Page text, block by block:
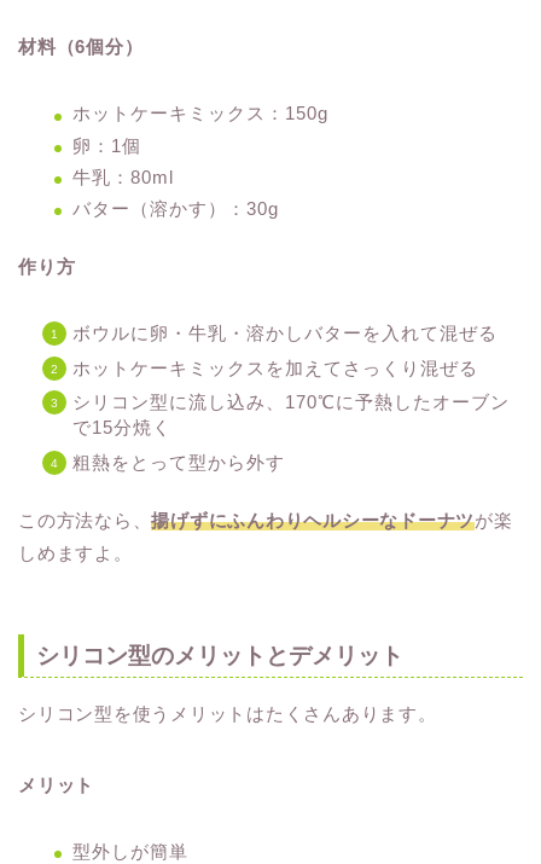
材料（6個分）
ホットケーキミックス：150g
卵：1個
牛乳：80ml
バター（溶かす）：30g
作り方
ボウルに卵・牛乳・溶かしバターを入れて混ぜる
ホットケーキミックスを加えてさっくり混ぜる
シリコン型に流し込み、170℃に予熱したオーブン
で15分焼く
粗熱をとって型から外す
この方法なら、揚げずにふんわりヘルシーなドーナツが楽
しめますよ。
シリコン型のメリットとデメリット
シリコン型を使うメリットはたくさんあります。
メリット
型外しが簡単